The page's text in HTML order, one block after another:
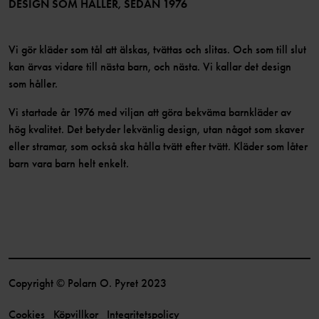
DESIGN SOM HÅLLER, SEDAN 1976
Vi gör kläder som tål att älskas, tvättas och slitas. Och som till slut
kan ärvas vidare till nästa barn, och nästa. Vi kallar det design
som håller.
Vi startade år 1976 med viljan att göra bekväma barnkläder av
hög kvalitet. Det betyder lekvänlig design, utan något som skaver
eller stramar, som också ska hålla tvätt efter tvätt. Kläder som låter
barn vara barn helt enkelt.
Copyright © Polarn O. Pyret 2023
Cookies Köpvillkor Integritetspolicy